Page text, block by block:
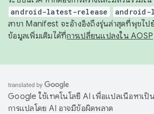
android-latest-release
สาขา Manifest จะอ้างอิงถึงรุ่นล่าสุดที่พุชไป
ข้อมูลเพิ่มเติมได้ที่การเปลี่ยนแปลงใน AOSP
Google ใช้เทคโนโลยี AI เพื่อแปลเนื้อหาเ
การแปลโดย AI อาจมีข้อผิดพลาด